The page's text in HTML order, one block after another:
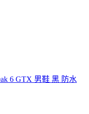
6 GTX 男鞋 黑 防水